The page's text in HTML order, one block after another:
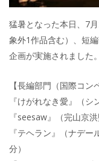
猛暑となった本日、7
象外1作品含む）、短
企画が実施されました。
【長編部門（国際コン
『けがれなき愛』（シ
『seesaw』（完山京
『テヘラン』（ナデ
分）